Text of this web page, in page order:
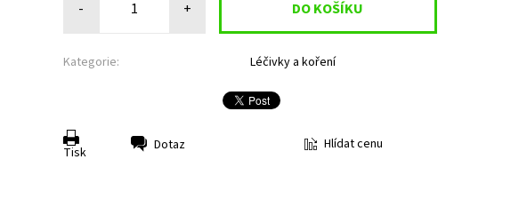
- +
Kategorie: Léčivky a koření
Tisk Dotaz Hlídat cenu